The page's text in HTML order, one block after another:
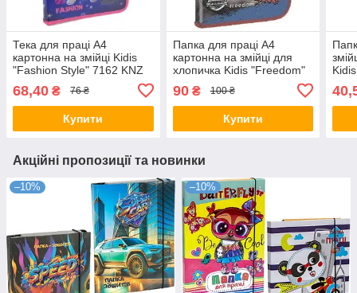
Тека для праці А4
картонна на змійці Kidis
"Fashion Style" 7162 KNZ
68,40 ₴ 76 ₴
Купити
Папка для праці А4
картонна на змійці для
хлопичка Kidis "Freedom"
90₴ 100 ₴
Купити
Акційні пропозиції та новинки
–10% –10%